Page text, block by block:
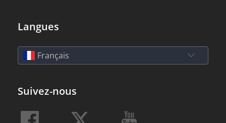
Langues
Français
Suivez-nous